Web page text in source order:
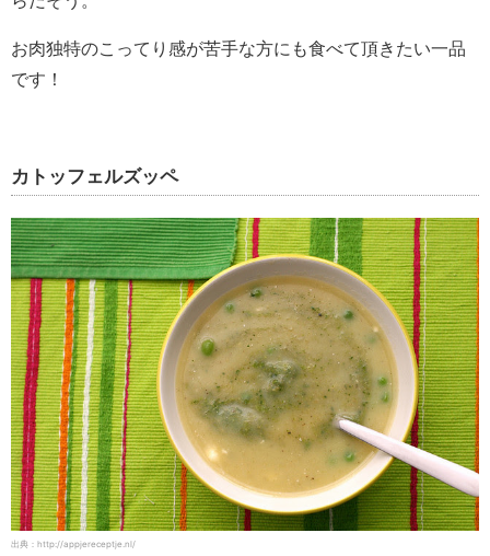
お肉独特のこってり感が苦手な方にも食べて頂きたい一品
です！
カトッフェルズッペ
出典：http://appjereceptje.nl/